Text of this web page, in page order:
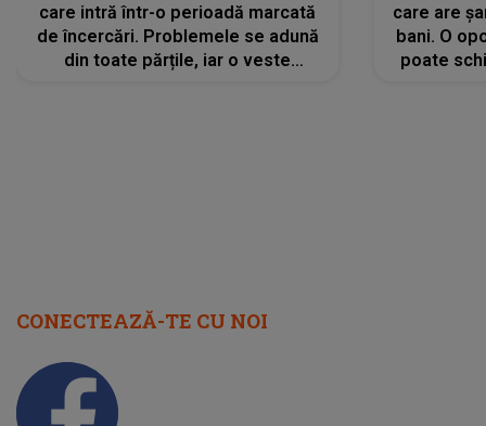
care intră într-o perioadă marcată
de încercări. Problemele se adună
din toate părțile, iar o veste
care are
bani. O
poate
CONECTEAZĂ-TE CU NOI